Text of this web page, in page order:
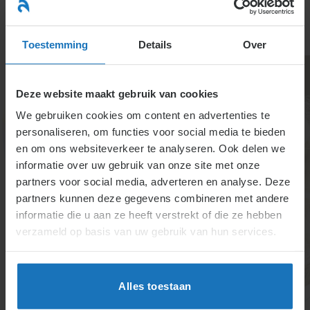
Toestemming Details Over
Deze website maakt gebruik van cookies
We gebruiken cookies om content en advertenties te
personaliseren, om functies voor social media te bieden
en om ons websiteverkeer te analyseren. Ook delen we
informatie over uw gebruik van onze site met onze
partners voor social media, adverteren en analyse. Deze
partners kunnen deze gegevens combineren met andere
informatie die u aan ze heeft verstrekt of die ze hebben
verzameld op basis van uw gebruik van hun services.
Alles toestaan
naar
inhoud
5.2.5. Arbeidsinspectie
De Nederlandse Arbeidsinspectie controleert
specifieke bevoegdheden in het transport. Andere
inspectiediensten, zoals de Scheepvaart- en